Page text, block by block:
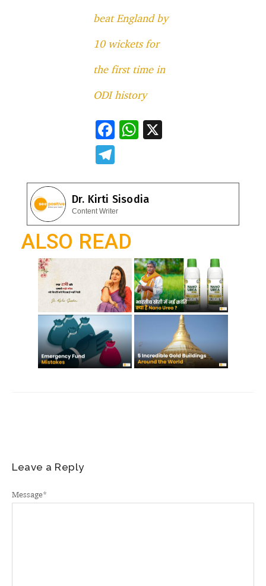
beat England by
10 wickets for
the first time in
ODI history
F
b
o
o
k
W
s
A
p
e
gr
a
m
Dr. Kirti Sisodia
Content Writer
ALSO READ
Leave a Reply
Message*